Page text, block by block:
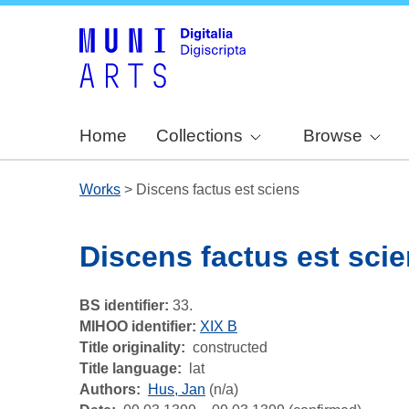
Home Collections Browse
Works > Discens factus est sciens
Discens factus est
BS identifier: 33.
MIHOO identifier: XIX B
Title originality
constructed
Title language
lat
Authors
Hus, Jan (n/a)